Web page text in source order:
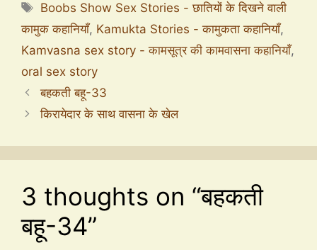
Boobs Show Sex Stories - छातियों के दिखने वाली
कामुक कहानियाँ, Kamukta Stories - कामुकता कहानियाँ,
Kamvasna sex story - कामसूत्र की कामवासना कहानियाँ,
oral sex story
बहकती बहू-33
किरायेदार के साथ वासना के खेल
3 thoughts on “बहकती
बहू-34”